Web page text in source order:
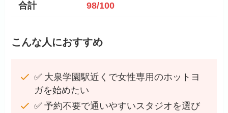
合計 98/100
こんな人におすすめ
✅ 大泉学園駅近くで女性専用のホットヨ
ガを始めたい
✅ 予約不要で通いやすいスタジオを選び